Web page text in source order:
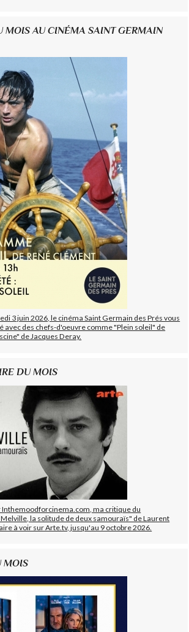
MOIS AU CINÉMA SAINT GERMAIN
3 juin 2026, le cinéma Saint Germain des Prés vous
avec des chefs-d'oeuvre comme "Plein soleil" de
de Jacques Deray.
DU MOIS
Inthemoodforcinema.com, ma critique du
la solitude de deux samouraïs" de Laurent
à voir sur Arte.tv, jusqu'au 9 octobre 2026.
MOIS